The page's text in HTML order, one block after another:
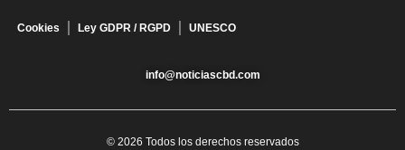
Cookies Ley GDPR / RGPD UNESCO
info@noticiascbd.com
© 2026 Todos los derechos reservados